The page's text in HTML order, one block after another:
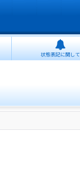
状態表記に関して